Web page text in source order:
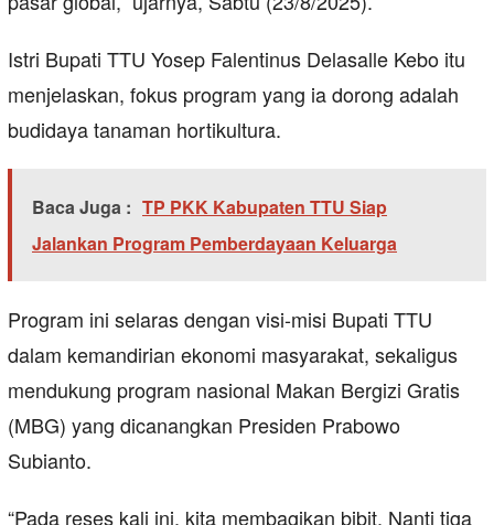
Istri Bupati TTU Yosep Falentinus Delasalle Kebo itu
menjelaskan, fokus program yang ia dorong adalah
budidaya tanaman hortikultura.
Baca Juga : TP PKK Kabupaten TTU Siap
Jalankan Program Pemberdayaan Keluarga
Program ini selaras dengan visi-misi Bupati TTU
dalam kemandirian ekonomi masyarakat, sekaligus
mendukung program nasional Makan Bergizi Gratis
(MBG) yang dicanangkan Presiden Prabowo
Subianto.
“Pada reses kali ini, kita membagikan bibit. Nanti tiga